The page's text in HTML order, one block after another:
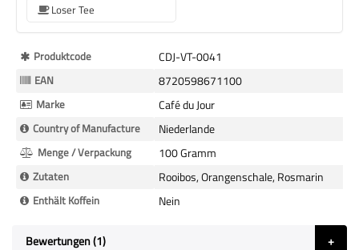
Loser Tee
Mehr
Informationen
Produktcode CDJ-VT-0041
EAN 8720598671100
Marke Café du Jour
Country of Manufacture Niederlande
Menge / Verpackung 100 Gramm
Zutaten Rooibos, Orangenschale, Rosmarin
Enthält Koffein Nein
Bewertungen 1